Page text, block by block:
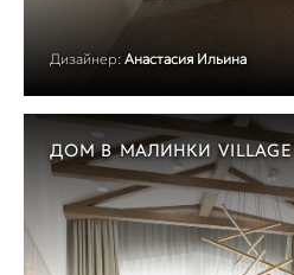
Дизайнер: Анастасия Ильина
ДОМ В МАЛИНКИ VILLAGE